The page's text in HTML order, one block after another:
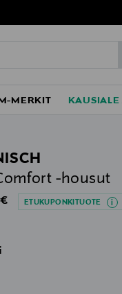
MERKIT
-housut
PriceETUKUPONKITUOTE